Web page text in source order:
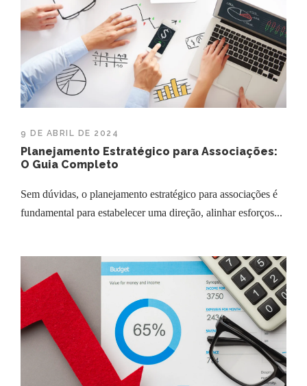
9 DE ABRIL DE 2024
Planejamento Estratégico para Associações:
O Guia Completo
Sem dúvidas, o planejamento estratégico para associações é
fundamental para estabelecer uma direção, alinhar esforços...